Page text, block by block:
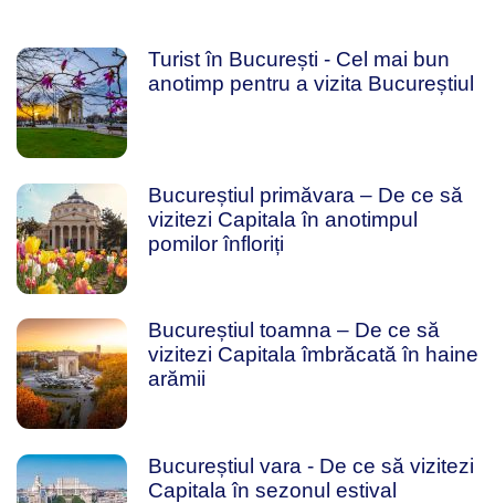
Turist în București - Cel mai bun
anotimp pentru a vizita Bucureștiul
Bucureștiul primăvara – De ce să
vizitezi Capitala în anotimpul
pomilor înfloriți
Bucureștiul toamna – De ce să
vizitezi Capitala îmbrăcată în haine
arămii
Bucureștiul vara - De ce să vizitezi
Capitala în sezonul estival